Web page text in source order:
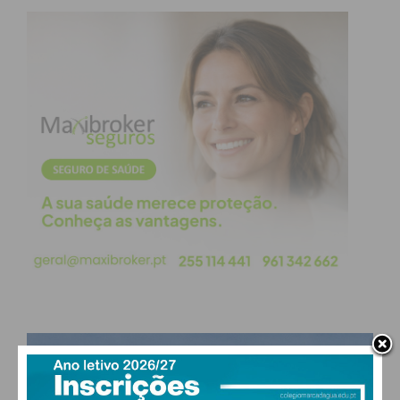
Subscreva a newsletter do
Imediato
obtenha de forma regular a informação
PAÇOS DE FERREIRA
°
few clouds